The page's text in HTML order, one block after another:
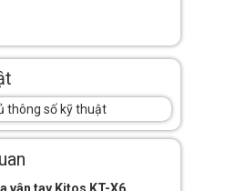
thông số kỹ thuật